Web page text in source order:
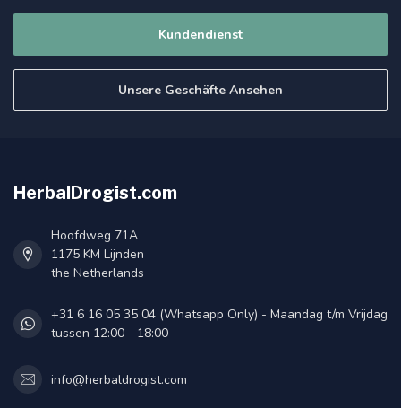
Kundendienst
Unsere Geschäfte Ansehen
HerbalDrogist.com
Hoofdweg 71A
1175 KM Lijnden
the Netherlands
+31 6 16 05 35 04 (Whatsapp Only) - Maandag t/m Vrijdag
tussen 12:00 - 18:00
info@herbaldrogist.com